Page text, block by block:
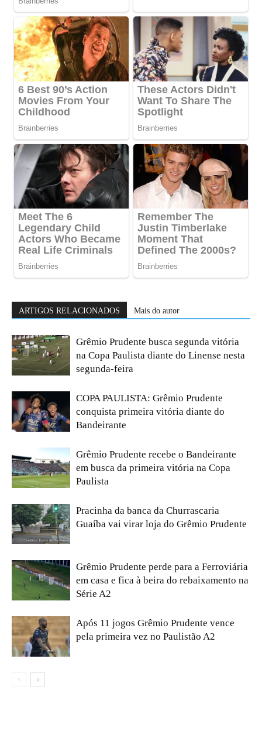
ARTIGOS RELACIONADOS Mais do autor
Grêmio Prudente busca segunda vitória
na Copa Paulista diante do Linense nesta
segunda-feira
COPA PAULISTA: Grêmio Prudente
conquista primeira vitória diante do
Bandeirante
Grêmio Prudente recebe o Bandeirante
em busca da primeira vitória na Copa
Paulista
Pracinha da banca da Churrascaria
Guaíba vai virar loja do Grêmio Prudente
Grêmio Prudente perde para a Ferroviária
em casa e fica à beira do rebaixamento na
Série A2
Após 11 jogos Grêmio Prudente vence
pela primeira vez no Paulistão A2